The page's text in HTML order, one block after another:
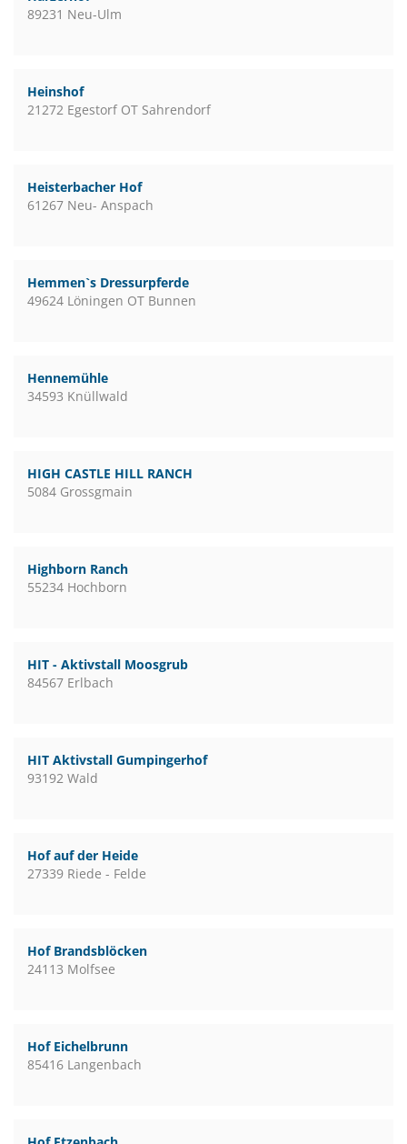
89231 Neu-Ulm
Heinshof
21272 Egestorf OT Sahrendorf
Heisterbacher Hof
61267 Neu- Anspach
Hemmen`s Dressurpferde
49624 Löningen OT Bunnen
Hennemühle
34593 Knüllwald
HIGH CASTLE HILL RANCH
5084 Grossgmain
Highborn Ranch
55234 Hochborn
HIT - Aktivstall Moosgrub
84567 Erlbach
HIT Aktivstall Gumpingerhof
93192 Wald
Hof auf der Heide
27339 Riede - Felde
Hof Brandsblöcken
24113 Molfsee
Hof Eichelbrunn
85416 Langenbach